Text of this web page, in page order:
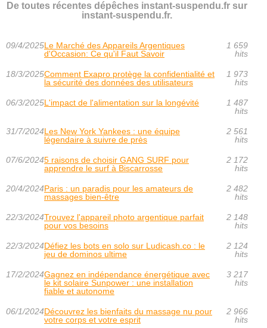
De toutes récentes dépêches instant-suspendu.fr sur
instant-suspendu.fr.
09/4/2025Le Marché des Appareils Argentiques
d'Occasion: Ce qu'il Faut Savoir
1 659
hits
18/3/2025Comment Exapro protège la confidentialité et
la sécurité des données des utilisateurs
1 973
hits
06/3/2025L'impact de l'alimentation sur la longévité
1 487
hits
31/7/2024Les New York Yankees : une équipe
légendaire à suivre de près
2 561
hits
07/6/20245 raisons de choisir GANG SURF pour
apprendre le surf à Biscarrosse
2 172
hits
20/4/2024Paris : un paradis pour les amateurs de
massages bien-être
2 482
hits
22/3/2024Trouvez l'appareil photo argentique parfait
pour vos besoins
2 148
hits
22/3/2024Défiez les bots en solo sur Ludicash.co : le
jeu de dominos ultime
2 124
hits
17/2/2024Gagnez en indépendance énergétique avec
le kit solaire Sunpower : une installation
fiable et autonome
3 217
hits
06/1/2024Découvrez les bienfaits du massage nu pour
votre corps et votre esprit
2 966
hits